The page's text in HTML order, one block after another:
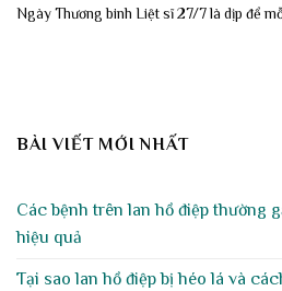
Ngày Thương binh Liệt sĩ 27/7 là dịp để
BÀI VIẾT MỚI NHẤT
Các bệnh trên lan hồ điệp thường
hiệu quả
Tại sao lan hồ điệp bị héo lá và